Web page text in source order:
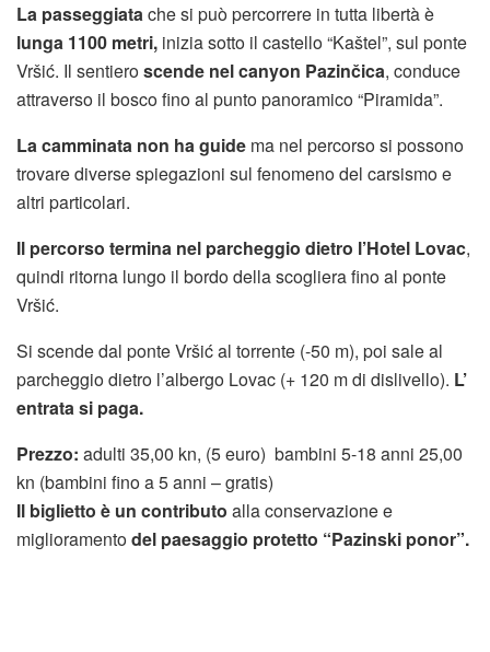
La passeggiatache si può percorrere in tutta libertà è
lunga 1100 metri, inizia sotto il castello “Kaštel”, sul ponte
Vršić. Il sentieroscende nel canyon Pazinčica, conduce
attraverso il bosco fino al punto panoramico “Piramida”.
La camminata non ha guide ma nel percorso si possono
trovare diverse spiegazioni sul fenomeno del carsismo e
altri particolari.
Il percorso termina nel parcheggio dietro l’Hotel Lovac,
quindi ritorna lungo il bordo della scogliera fino al ponte
Vršić.
Si scende dal ponte Vršić al torrente (-50 m), poi sale al
parcheggio dietro l’albergo Lovac (+ 120 m di dislivello). L’
entrata si paga.
Prezzo: adulti 35,00 kn, (5 euro) bambini 5-18 anni 25,00
kn (bambini fino a 5 anni – gratis)
Il biglietto è un contributo alla conservazione e
miglioramentodel paesaggio protetto “Pazinski ponor”.